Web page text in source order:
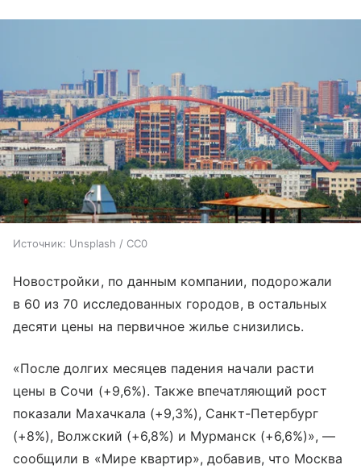
Источник: Unsplash / CC0
Новостройки, по данным компании, подорожали
в 60 из 70 исследованных городов, в остальных
десяти цены на первичное жилье снизились.
«После долгих месяцев падения начали расти
цены в Сочи (+9,6%). Также впечатляющий рост
показали Махачкала (+9,3%), Санкт-Петербург
(+8%), Волжский (+6,8%) и Мурманск (+6,6%)», —
сообщили в «Мире квартир», добавив, что Москва